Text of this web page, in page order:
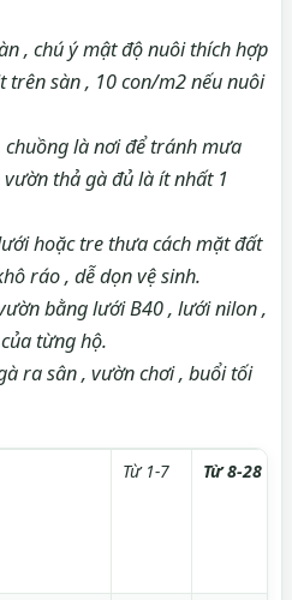
, chú ý mật độ nuôi thích hợp
trên sàn , 10 con/m2 nếu nuôi
là nơi để tránh mưa
thả gà đủ là ít nhất 1
hoặc tre thưa cách mặt đất
ráo , dễ dọn vệ sinh.
bằng lưới B40 , lưới nilon ,
từng hộ.
ra sân , vườn chơi , buổi tối
Từ 1-7 Từ 8-28